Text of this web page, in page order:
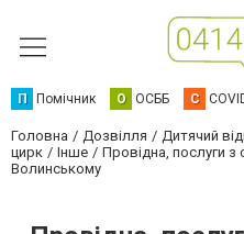
П Помічник О ОСББ C
Головна Дозвілля
Дитячий
цирк
Інше
Провідна, послуги з
Волинському